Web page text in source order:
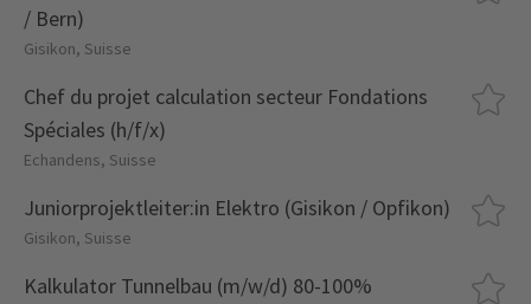
/ Bern)
Gisikon, Suisse
Chef du projet calculation secteur Fondations
Spéciales (h/f/x)
Echandens, Suisse
Juniorprojektleiter:in Elektro (Gisikon / Opfikon)
Gisikon, Suisse
Kalkulator Tunnelbau (m/w/d) 80-100%